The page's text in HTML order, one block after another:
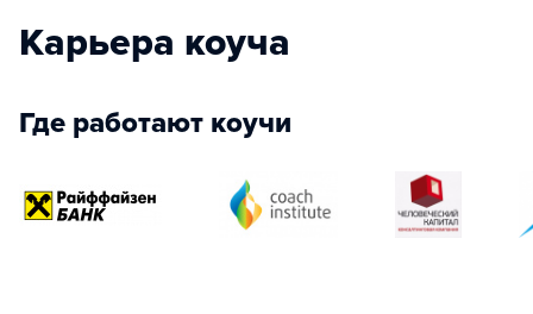
Карьера коуча
Где работают коучи